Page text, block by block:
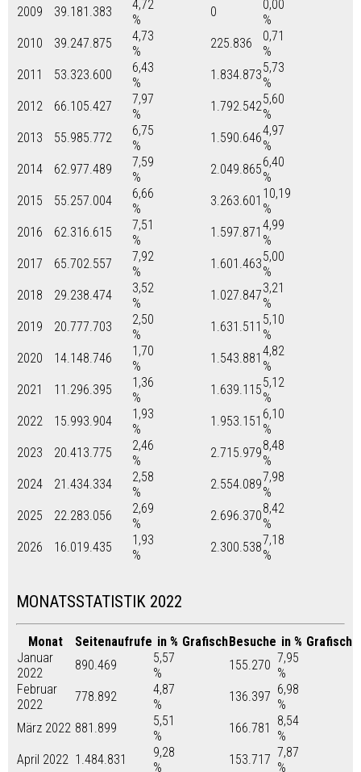
2009
39.181.383
4,72
%
0
0,00
%
2010
39.247.875
4,73
%
225.836
0,71
%
2011
53.323.600
6,43
%
1.834.8735,73
%
2012
66.105.427
7,97
%
1.792.5425,60
%
2013
55.985.772
6,75
%
1.590.6464,97
%
2014
62.977.489
7,59
%
2.049.8656,40
%
2015
55.257.004
6,66
%
3.263.601 10,19
%
2016
62.316.615
7,51
%
1.597.871 4,99
%
2017
65.702.557
7,92
%
1.601.4635,00
%
2018
29.238.474
3,52
%
1.027.8473,21
%
2019
20.777.703
2,50
%
1.631.511 5,10
%
2020
14.148.746
1,70
%
1.543.881 4,82
%
2021
11.296.395
1,36
%
1.639.1155,12
%
2022
15.993.904
1,93
%
1.953.151 6,10
%
2023
20.413.775
2,46
%
2.715.9798,48
%
2024
21.434.334
2,58
%
2.554.0897,98
%
2025
22.283.056
2,69
%
2.696.3708,42
%
2026
16.019.435
1,93
%
2.300.5387,18
%
MONATSSTATISTIK 2022
Monat Seitenaufrufe in % GrafischBesuche in % Grafisch
Januar
2022
890.469
5,57
%
155.270 7,95
%
Februar
2022
778.892
4,87
%
136.397 6,98
%
März 2022 881.899
5,51
%
166.781
8,54
%
April 2022 1.484.831
9,28
%
153.717 7,87
%